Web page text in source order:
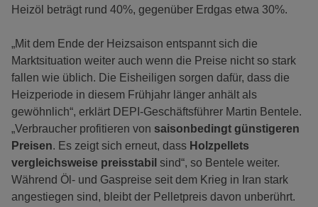
Heizöl beträgt rund 40%, gegenüber Erdgas etwa 30%.
„Mit dem Ende der Heizsaison entspannt sich die
Marktsituation weiter auch wenn die Preise nicht so stark
fallen wie üblich. Die Eisheiligen sorgen dafür, dass die
Heizperiode in diesem Frühjahr länger anhält als
gewöhnlich“, erklärt DEPI-Geschäftsführer Martin Bentele.
„Verbraucher profitieren von saisonbedingt günstigeren
Preisen. Es zeigt sich erneut, dass Holzpellets
vergleichsweise preisstabil sind“, so Bentele weiter.
Während Öl- und Gaspreise seit dem Krieg in Iran stark
angestiegen sind, bleibt der Pelletpreis davon unberührt.